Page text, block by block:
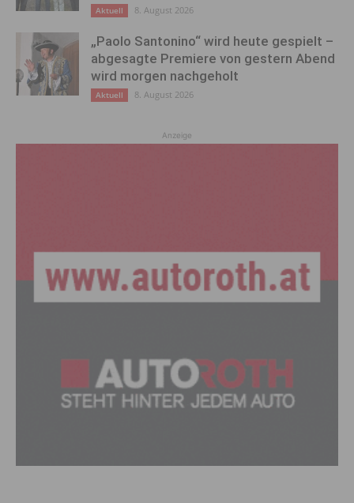
Aktuell 8. August 2026
„Paolo Santonino“ wird heute gespielt –
abgesagte Premiere von gestern Abend
wird morgen nachgeholt
Aktuell 8. August 2026
Anzeige